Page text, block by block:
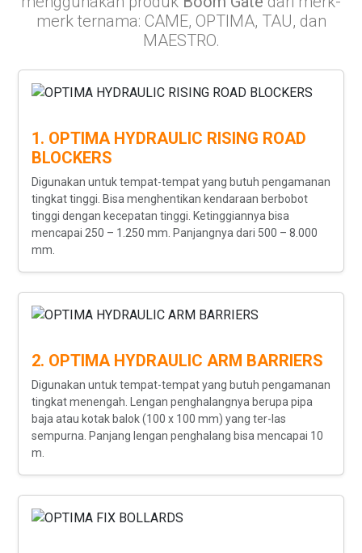
merk ternama: CAME, OPTIMA, TAU, dan
MAESTRO.
1. OPTIMA HYDRAULIC RISING ROAD
BLOCKERS
Digunakan untuk tempat-tempat yang butuh pengamanan
tingkat tinggi. Bisa menghentikan kendaraan berbobot
tinggi dengan kecepatan tinggi. Ketinggiannya bisa
mencapai 250 – 1.250 mm. Panjangnya dari 500 – 8.000
mm.
2. OPTIMA HYDRAULIC ARM BARRIERS
Digunakan untuk tempat-tempat yang butuh pengamanan
tingkat menengah. Lengan penghalangnya berupa pipa
baja atau kotak balok (100 x 100 mm) yang ter-las
sempurna. Panjang lengan penghalang bisa mencapai 10
m.